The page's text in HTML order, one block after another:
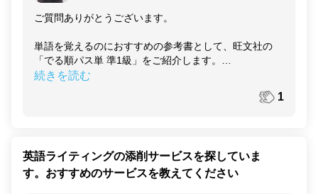
め
・音声付き
どちらも収録問題数などの違いはあるものの、人気の過
去問題集となっており、英検準1級対策におすすめの過
去問です。どちらを使ったとしても重要なのは、過去問
過去問を解く際には、時間を計測しながら解くという実
戦形式での練習をおすすめします。間違えた問題やわか
ご質問ありがとうございます。
単語を覚えるのにおすすめの参考書として、旺文社の
「でる順パス単 準1級」をご紹介します。
英検準1級に特化した単語帳で、効率よく英検準1級合格
単語は覚えてもすぐ忘れてしまう、ということがよくあ
続きを読む
1
英語ライティングの添削サービスを探していま
す。おすすめのサービスを教えてください